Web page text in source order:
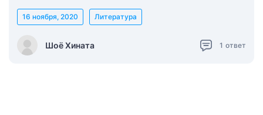
Шоё Хината
16 ноября, 2020 Литература
1 ответ